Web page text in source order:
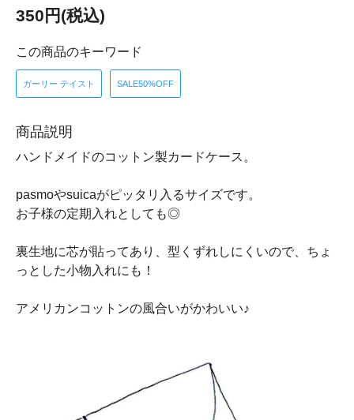
350円(税込)
この商品のキーワード
ガーリー テイスト SALE50%OFF
商品説明
ハンドメイドのコットン製カードケース。
pasmoやsuicaがピッタリ入るサイズです。
お子様の定期入れとしても◎
裏生地に芯が貼ってあり、型くずれしにくいので、ちょ
っとした小物入れにも！
アメリカンコットンの風合いがかわいい♪